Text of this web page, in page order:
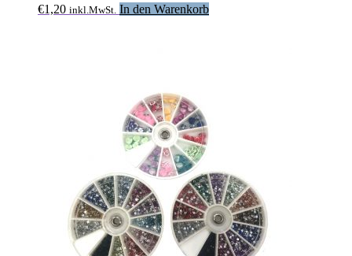
€1,20 inkl.MwSt. In den Warenkorb